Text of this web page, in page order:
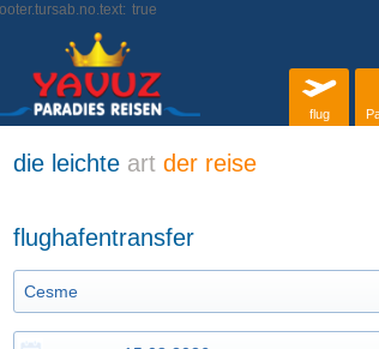
true
flug
die leichte art der reise
flughafentransfer